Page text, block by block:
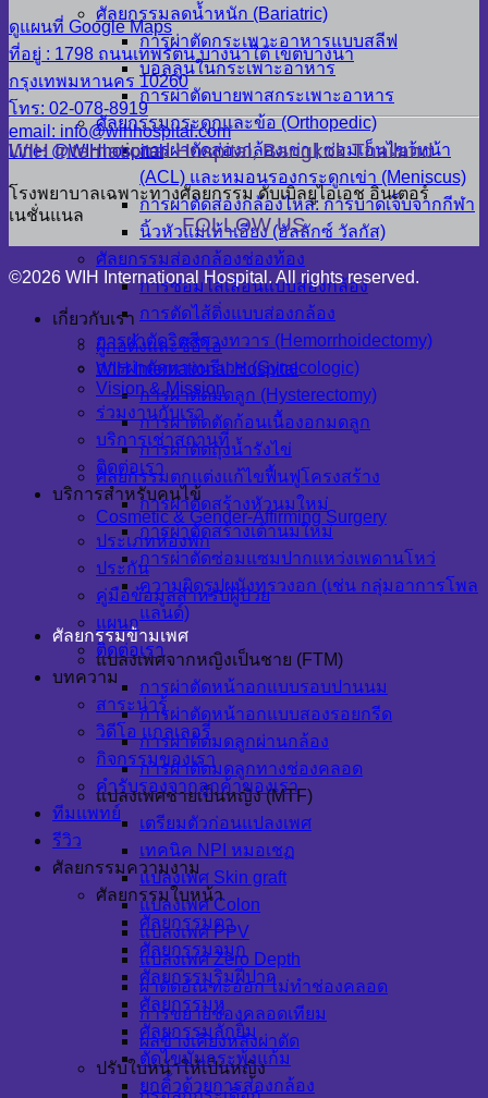
ศัลยกรรมลดน้ำหนัก (Bariatric)
การผ่าตัดกระเพาะอาหารแบบสลีฟ
บอลลูนในกระเพาะอาหาร
การผ่าตัดบายพาสกระเพาะอาหาร
ศัลยกรรมกระดูกและข้อ (Orthopedic)
การผ่าตัดส่องกล้องเข่า | ซ่อมเอ็นไขว้หน้า
(ACL) และหมอนรองกระดูกเข่า (Meniscus)
การผ่าตัดส่องกล้องไหล่: การบาดเจ็บจากกีฬา
นิ้วหัวแม่เท้าเอียง (ฮัลลักซ์ วัลกัส)
ศัลยกรรมส่องกล้องช่องท้อง
การซ่อมไส้เลื่อนแบบส่องกล้อง
การตัดไส้ติ่งแบบส่องกล้อง
การผ่าตัดริดสีดวงทวาร (Hemorrhoidectomy)
การผ่าตัดทางนรีเวช (Gynecologic)
การผ่าตัดมดลูก (Hysterectomy)
การผ่าตัดตัดก้อนเนื้องอกมดลูก
การผ่าตัดถุงน้ำรังไข่
ศัลยกรรมตกแต่งแก้ไขฟื้นฟูโครงสร้าง
การผ่าตัดสร้างหัวนมใหม่
การผ่าตัดสร้างเต้านมใหม่
การผ่าตัดซ่อมแซมปากแหว่งเพดานโหว่
ความผิดรูปผนังทรวงอก (เช่น กลุ่มอาการโพล
แลนด์)
ศัลยกรรมข้ามเพศ
แปลงเพศจากหญิงเป็นชาย (FTM)
การผ่าตัดหน้าอกแบบรอบปานนม
การผ่าตัดหน้าอกแบบสองรอยกรีด
การผ่าตัดมดลูกผ่านกล้อง
การผ่าตัดมดลูกทางช่องคลอด
แปลงเพศชายเป็นหญิง (MTF)
เตรียมตัวก่อนแปลงเพศ
เทคนิค NPI หมอเชฏ
แปลงเพศ Skin graft
แปลงเพศ Colon
แปลงเพศ PPV
แปลงเพศ Zero Depth
ผ่าตัดอัณฑะออก ไม่ทำช่องคลอด
การขยายช่องคลอดเทียม
ผลข้างเคียงหลังผ่าตัด
ปรับใบหน้าให้เป็นหญิง
ดูแผนที่ Google Maps
ที่อยู่ : 1798 ถนนเทพรัตน บางนาใต้ เขตบางนา
กรุงเทพมหานคร 10260
โทร: 02-078-8919
email: info@wihhospital.com
Line: @WIHhospital
WIH International Hospital, Bangkok Thailand
โรงพยาบาลเฉพาะทางศัลยกรรม ดับเบิลยูไอเอช อินเตอร์
เนชั่นแนล
FOLLOW US
©2026 WIH International Hospital. All rights reserved.
เกี่ยวกับเรา
ผู้ก่อตั้งและซีอีโอ
WIH International Hospital
Vision & Mission
ร่วมงานกับเรา
บริการเช่าสถานที่
ติดต่อเรา
บริการสำหรับคนไข้
Cosmetic & Gender-Affirming Surgery
ประเภทห้องพัก
ประกัน
คู่มือข้อมูลสำหรับผู้ป่วย
แผนก
ติดต่อเรา
บทความ
สาระน่ารู้
วิดีโอ แกลเลอรี่
กิจกรรมของเรา
คำรับรองจากลูกค้าของเรา
ทีมแพทย์
รีวิว
ศัลยกรรมความงาม
ศัลยกรรมใบหน้า
ศัลยกรรมตา
ศัลยกรรมจมูก
ศัลยกรรมริมฝีปาก
ศัลยกรรมหู
ศัลยกรรมลักยิ้ม
ตัดไขมันกระพุ้งแก้ม
ยกคิ้วด้วยการส่องกล้อง